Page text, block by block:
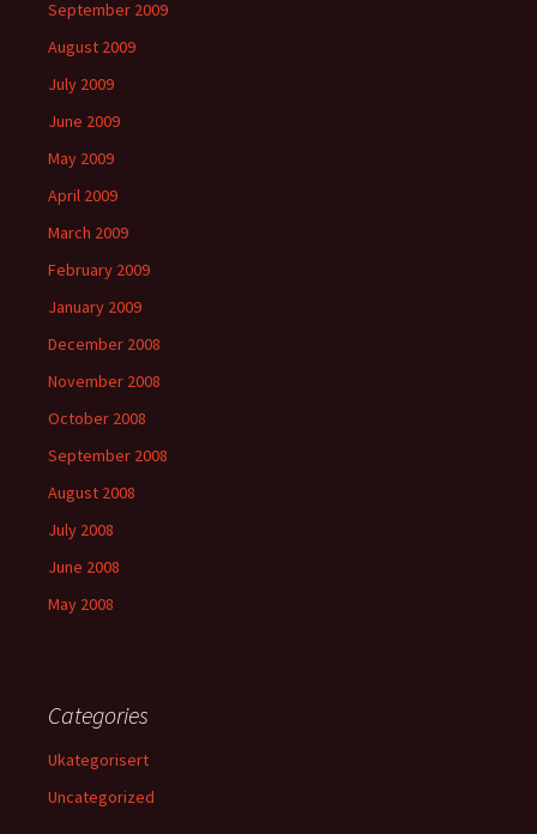
September 2009
August 2009
July 2009
June 2009
May 2009
April 2009
March 2009
February 2009
January 2009
December 2008
November 2008
October 2008
September 2008
August 2008
July 2008
June 2008
May 2008
Categories
Ukategorisert
Uncategorized